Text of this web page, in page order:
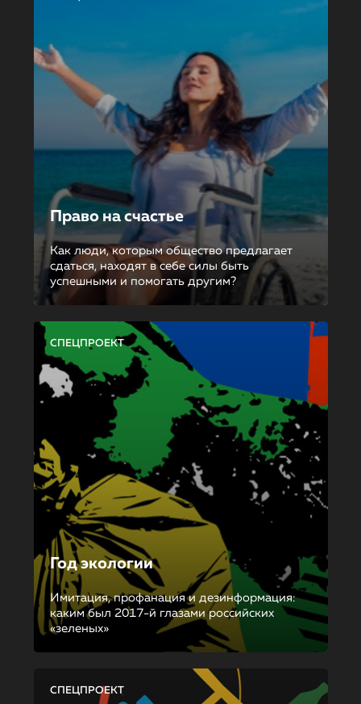
Право на счастье
Как люди, которым общество предлагает
сдаться, находят в себе силы быть
успешными и помогать другим?
СПЕЦПРОЕКТ
Год экологии
Имитация, профанация и дезинформация:
каким был 2017-й глазами российских
«зеленых»
СПЕЦПРОЕКТ